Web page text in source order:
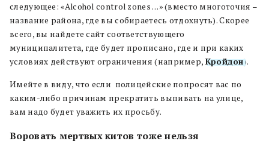
следующее: «Alcohol control zones …» (вместо многоточия –
название района, где вы собираетесь отдохнуть). Скорее
всего, вы найдете сайт соответствующего
муниципалитета, где будет прописано, где и при каких
условиях действуют ограничения (например, Кройдон).
Имейте в виду, что если полицейские попросят вас по
каким-либо причинам прекратить выпивать на улице,
вам надо будет уважить их просьбу.
Воровать мертвых китов тоже нельзя